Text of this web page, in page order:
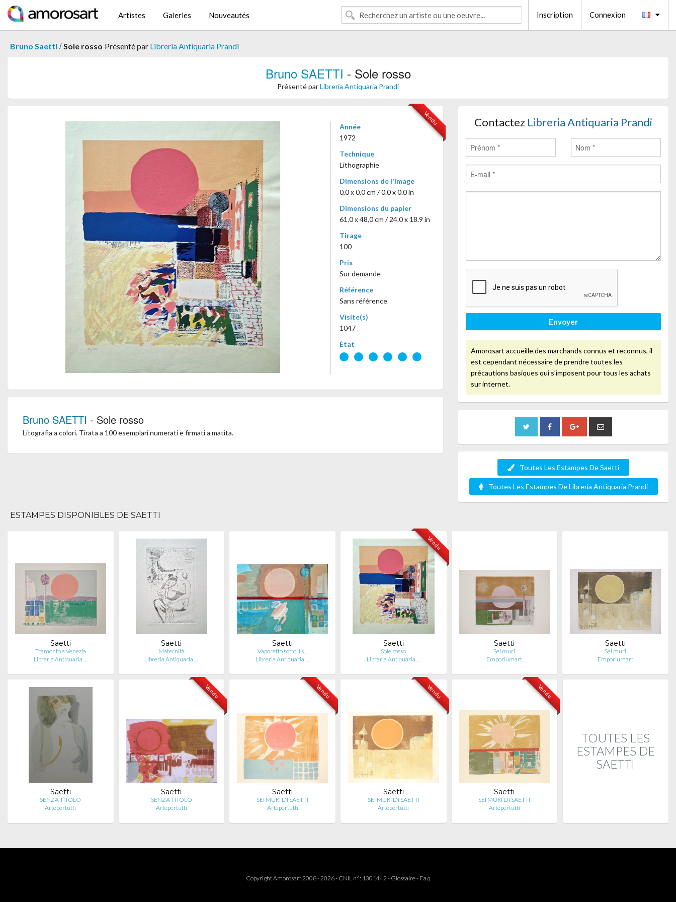
Artistes Galeries Nouveautés Inscription Connexion
Bruno Saetti /Sole rosso Présenté par Libreria Antiquaria Prandi
Bruno SAETTI - Sole rosso
Présenté parLibreria Antiquaria Prandi
Vendu
Année
1972
Technique
Lithographie
Dimensions de l'image
0,0 x 0,0 cm / 0.0 x 0.0 in
Dimensions du papier
61,0 x 48,0 cm / 24.0 x 18.9 in
Tirage
100
Prix
Sur demande
Référence
Sans référence
Visite(s)
1047
État
Bruno SAETTI - Sole rosso
Litografia a colori. Tirata a 100 esemplari numerati e firmati a matita.
Contactez Libreria Antiquaria Prandi
Envoyer
Amorosart accueille des marchands connus et reconnus, il
est cependant nécessaire de prendre toutes les
précautions basiques qui s’imposent pour tous les achats
sur internet.
Toutes Les Estampes De Saetti
Toutes Les Estampes De Libreria Antiquaria Prandi
ESTAMPES DISPONIBLES DE SAETTI
Saetti
Tramonto a Venezia
Libreria Antiquaria …
Saetti
Maternità
Libreria Antiquaria …
Saetti
Vaporetto sotto il s…
Libreria Antiquaria …
Vendu
Saetti
Sole rosso
Libreria Antiquaria …
Saetti
Sei muri
Emporiumart
Saetti
Sei muri
Emporiumart
Saetti
SENZA TITOLO
Artepertutti
Vendu
Saetti
SENZA TITOLO
Artepertutti
Vendu
Saetti
SEI MURI DI SAETTI
Artepertutti
Vendu
Saetti
SEI MURI DI SAETTI
Artepertutti
Vendu
Saetti
SEI MURI DI SAETTI
Artepertutti
TOUTES LES
ESTAMPES DE
SAETTI
Copyright Amorosart 2008 - 2026 - CNIL n° : 1301442 - Glossaire- F.a.q